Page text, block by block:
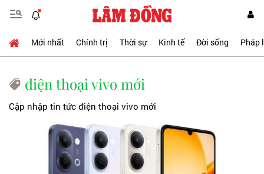
Mới nhất Chính trị Thời sự Kinh tế Đời sống Pháp
điện thoại vivo mới
Cập nhập tin tức điện thoại vivo mới